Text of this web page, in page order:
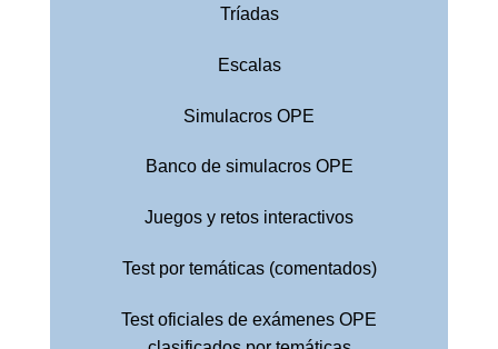
Tríadas
Escalas
Simulacros OPE
Banco de simulacros OPE
Juegos y retos interactivos
Test por temáticas (comentados)
Test oficiales de exámenes OPE